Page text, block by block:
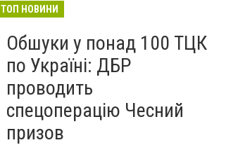
ТОП НОВИНИ
Обшуки у понад 100 ТЦК
по Україні: ДБР
проводить
спецоперацію Чесний
призов